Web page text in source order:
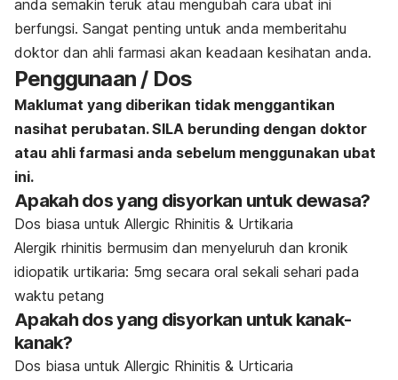
anda semakin teruk atau mengubah cara ubat ini
berfungsi. Sangat penting untuk anda memberitahu
doktor dan ahli farmasi akan keadaan kesihatan anda.
Penggunaan / Dos
Maklumat yang diberikan tidak menggantikan
nasihat perubatan. SILA berunding dengan doktor
atau ahli farmasi anda sebelum menggunakan ubat
ini.
Apakah dos yang disyorkan untuk dewasa?
Dos biasa untuk Allergic Rhinitis & Urtikaria
Alergik rhinitis bermusim dan menyeluruh dan kronik
idiopatik urtikaria: 5mg secara oral sekali sehari pada
waktu petang
Apakah dos yang disyorkan untuk kanak-
kanak?
Dos biasa untuk Allergic Rhinitis & Urticaria